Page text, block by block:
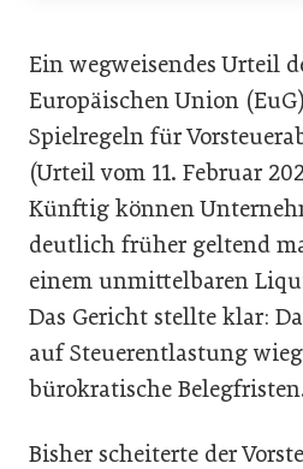
Ein wegweisendes Urteil
Europäischen Union
Spielregeln für
(Urteil vom 11. Februar
Künftig können
deutlich früher geltend
einem unmittelbaren
Das Gericht stellte klar:
auf Steuerentlastung
bürokratische
Bisher scheiterte der